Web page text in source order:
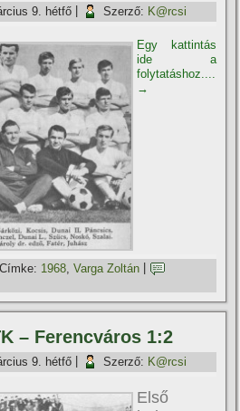
9. hétfő Szerző: K@rcsi
Egy kattintás
ide a
folytatáshoz....
→
Címke: 1968 ,Varga Zoltán
– Ferencváros 1:2
9. hétfő Szerző: K@rcsi
Első